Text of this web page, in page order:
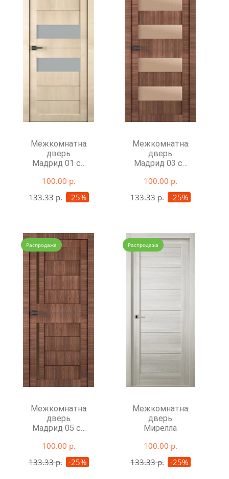
Межкомнатная
дверь
Мадрид 01 со
100.00 р.
133.33 р.
-25%
Межкомнатная
дверь
Мадрид 03 со
100.00 р.
133.33 р.
-25%
Распродажа
Межкомнатная
дверь
Мадрид 05 со
100.00 р.
133.33 р.
-25%
Распродажа
Межкомнатная
дверь
Мирелла
100.00 р.
133.33 р.
-25%